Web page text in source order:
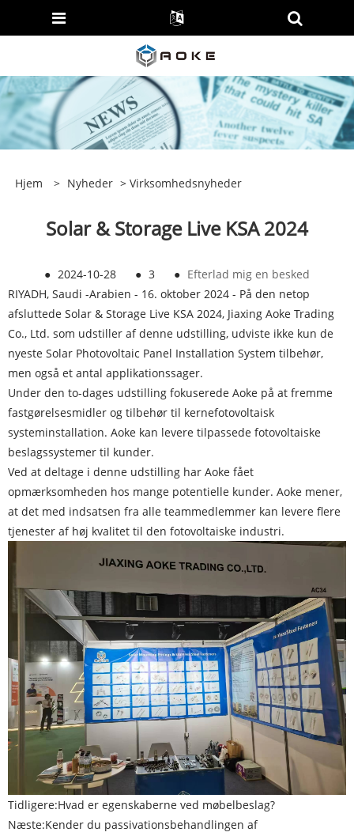
Hjem > Nyheder > Virksomhedsnyheder
Solar & Storage Live KSA 2024
● 2024-10-28 ● 3 ● Efterlad mig en besked
RIYADH, Saudi -Arabien - 16. oktober 2024 - På den netop
afsluttede Solar & Storage Live KSA 2024, Jiaxing Aoke Trading
Co., Ltd. som udstiller af denne udstilling, udviste ikke kun de
nyeste Solar Photovoltaic Panel Installation System tilbehør,
men også et antal applikationssager.
Under den to-dages udstilling fokuserede Aoke på at fremme
fastgørelsesmidler og tilbehør til kernefotovoltaisk
systeminstallation. Aoke kan levere tilpassede fotovoltaiske
beslagssystemer til kunder.
Ved at deltage i denne udstilling har Aoke fået
opmærksomheden hos mange potentielle kunder. Aoke mener,
at det med indsatsen fra alle teammedlemmer kan levere flere
tjenester af høj kvalitet til den fotovoltaiske industri.
Tidligere:Hvad er egenskaberne ved møbelbeslag?
Næste:Kender du passivationsbehandlingen af ​​